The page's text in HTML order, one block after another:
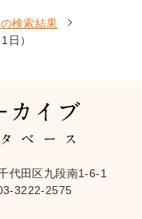
検索結果
）
代田区九段南1-6-1
3222-2575